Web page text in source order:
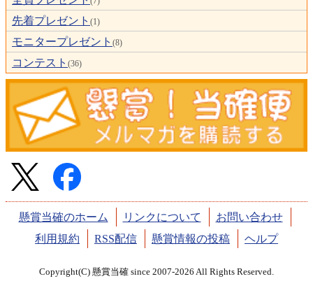
先着プレゼント (1)
モニタープレゼント (8)
コンテスト (36)
懸賞当確のホーム リンクについて
お問い合わせ
利用規約
RSS配信 懸賞情報の投稿 ヘルプ
Copyright(C) 懸賞当確 since 2007-2026 All Rights Reserved.